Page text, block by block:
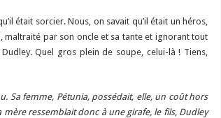
était sorcier. Nous, on savait qu’il était un héros,
maltraité par son oncle et sa tante et ignorant tout
Quel gros plein de soupe, celui-là ! Tiens,
Sa femme, Pétunia, possédait, elle, un coût hors
ressemblait donc à une girafe, le fils, Dudley